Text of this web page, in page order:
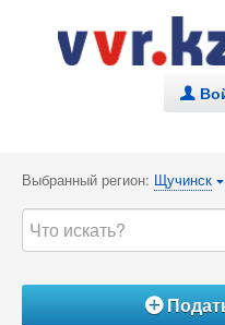
.
Выбранный регион: Щучинск {
Á